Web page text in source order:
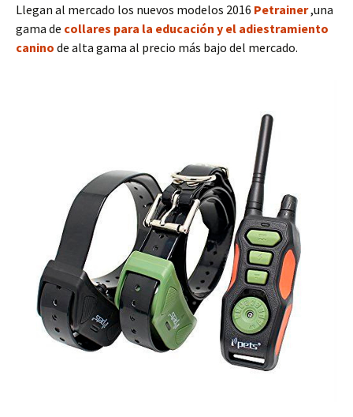
Llegan al mercado los nuevos modelos 2016 Petrainer,una
gama de collares para la educación y el adiestramiento
canino de alta gama al precio más bajo del mercado.